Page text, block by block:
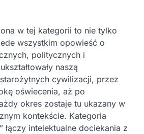
w tej kategorii to nie tylko
wszystkim opowieść o
politycznych i
naszą
cywilizacji, przez
oświecenia, aż po
okres zostaje tu ukazany w
kontekście. Kategoria
łączy intelektualne dociekania z